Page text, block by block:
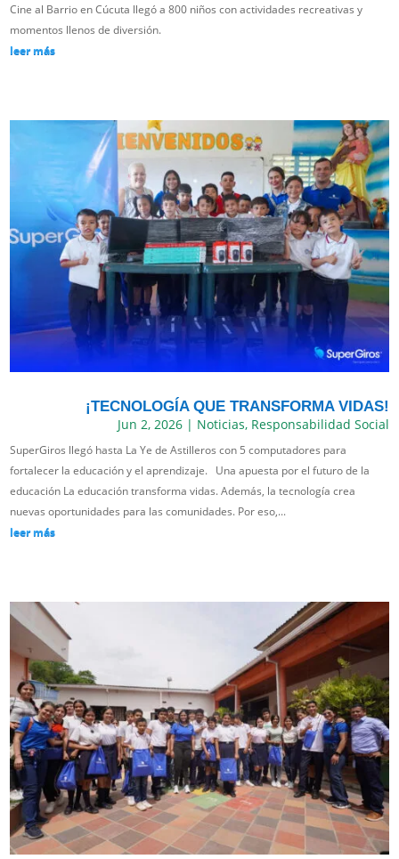
Cine al Barrio en Cúcuta llegó a 800 niños con actividades recreativas y
momentos llenos de diversión.
leer más
¡TECNOLOGÍA QUE TRANSFORMA VIDAS!
Jun 2, 2026| Noticias, Responsabilidad Social
SuperGiros llegó hasta La Ye de Astilleros con 5 computadores para
fortalecer la educación y el aprendizaje. Una apuesta por el futuro de la
educación La educación transforma vidas. Además, la tecnología crea
nuevas oportunidades para las comunidades. Por eso,...
leer más